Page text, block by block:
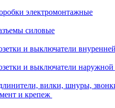
электромонтажные
силовые
и выключатели
и выключатели наружной
вилки, шнуры,
и крепеж